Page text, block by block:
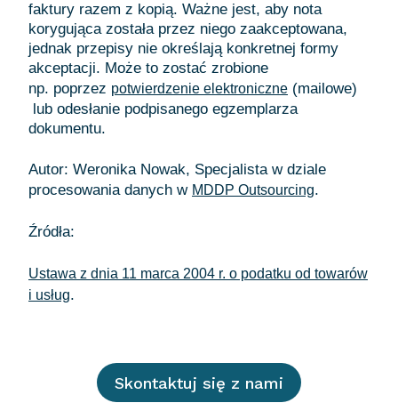
faktury razem z kopią. Ważne jest, aby nota
korygująca została przez niego zaakceptowana,
jednak przepisy nie określają konkretnej formy
akceptacji. Może to zostać zrobione
np. poprzez potwierdzenie elektroniczne (mailowe)
lub odesłanie podpisanego egzemplarza
dokumentu.
Autor: Weronika Nowak, Specjalista w dziale
procesowania danych w MDDP Outsourcing.
Źródła:
Ustawa z dnia 11 marca 2004 r. o podatku od towarów
i usług
Skontaktuj się z nami